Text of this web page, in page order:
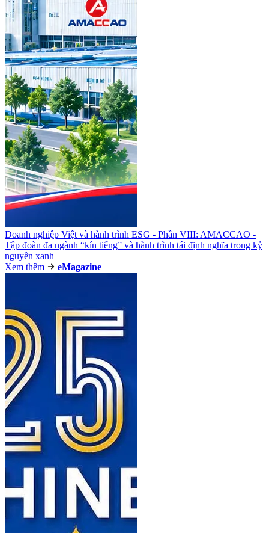
Doanh nghiệp Việt và hành trình ESG - Phần VIII: AMACCAO -
Tập đoàn đa ngành “kín tiếng” và hành trình tái định nghĩa trong kỷ
nguyên xanh
Xem thêm
eMagazine